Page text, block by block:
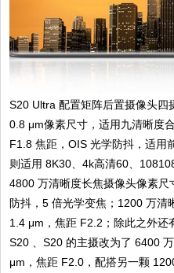
S20 Ultra 配置矩阵后置摄像头四
0.8 μm像素尺寸，适用九清晰度
F1.8 焦距，OIS 光学防抖，适用
则适用 8K30、4k高清60、
4800 万清晰度长焦摄像头像素
防抖，5 倍光学变焦；1200 万清
1.4 μm，焦距 F2.2；除此之外还
S20 、S20 的主摄改为了 6400
μm，焦距 F2.0，配搭另一颗